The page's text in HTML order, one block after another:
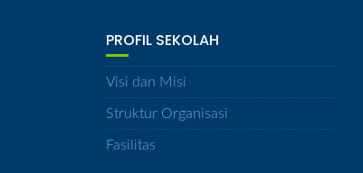
PROFIL SEKOLAH
Visi dan Misi
Struktur Organisasi
Fasilitas